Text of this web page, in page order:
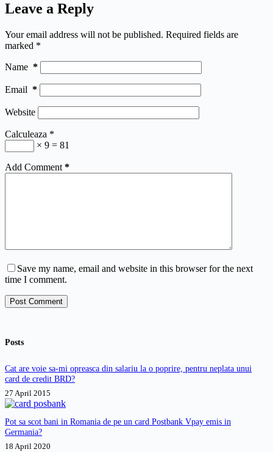
Leave a Reply
Your email address will not be published. Required fields are
marked *
Name *
Email *
Website
Calculeaza *
× 9 = 81
Add Comment *
Save my name, email and website in this browser for the next
time I comment.
Post Comment
Posts
Cat are voie sa-mi opreasca din salariu la o poprire, pentru neplata unui
card de credit BRD?
27 April 2015
Pot sa scot bani in Romania de pe un card Postbank Vpay emis in
Germania?
18 April 2020